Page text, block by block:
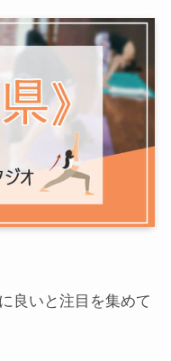
良いと注目を集めて